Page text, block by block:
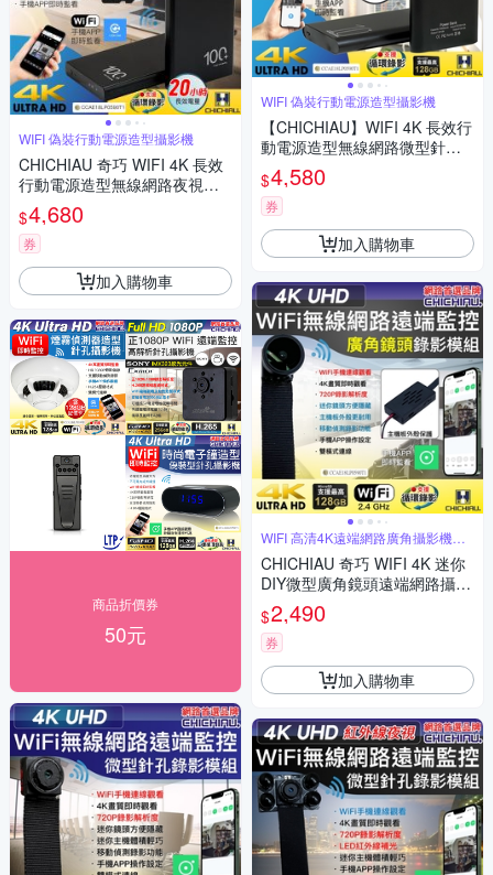
WIFI 偽裝行動電源造型攝影機
CHICHIAU 奇巧 WIFI 4K 長效
行動電源造型無線網路夜視微
型針孔攝影機(32G) S100 影音
記錄器
$4,680
券
加入購物車
商品折價券
50元
WIFI 偽裝行動電源造型攝影機
【CHICHIAU】WIFI 4K 長效行
動電源造型無線網路微型針孔
攝影機H3 影音記錄器
$4,580
券
加入購物車
WIFI 高清4K遠端網路廣角攝影機模
CHICHIAU 奇巧 WIFI 4K 迷你
DIY微型廣角鏡頭遠端網路攝影
機帶殼錄影模組
$2,490
券
加入購物車